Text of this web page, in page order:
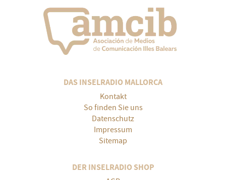
DAS INSELRADIO MALLORCA
Kontakt
So finden Sie uns
Datenschutz
Impressum
Sitemap
DER INSELRADIO SHOP